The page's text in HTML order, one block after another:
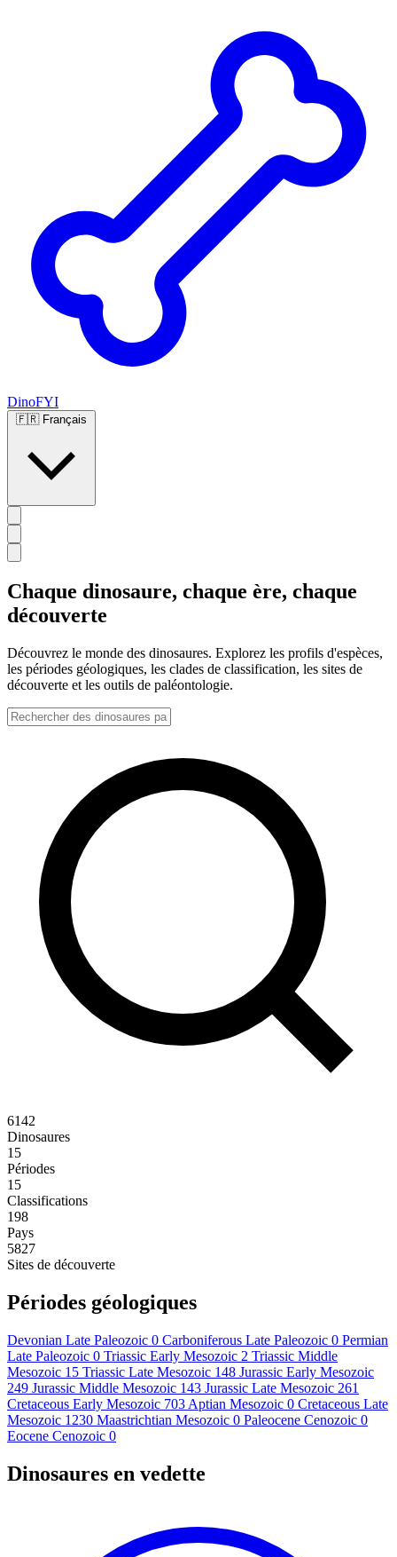
DinoFYI
🇫🇷 Français
Chaque dinosaure, chaque ère, chaque
découverte
Découvrez le monde des dinosaures. Explorez les profils d'espèces,
les périodes géologiques, les clades de classification, les sites de
découverte et les outils de paléontologie.
6142
Dinosaures
15
Périodes
15
Classifications
198
Pays
5827
Sites de découverte
Périodes géologiques
Devonian Late Paleozoic 0 Carboniferous Late Paleozoic 0 Permian
Late Paleozoic 0 Triassic Early Mesozoic 2 Triassic Middle
Mesozoic 15 Triassic Late Mesozoic 148 Jurassic Early Mesozoic
249 Jurassic Middle Mesozoic 143 Jurassic Late Mesozoic 261
Cretaceous Early Mesozoic 703 Aptian Mesozoic 0 Cretaceous Late
Mesozoic 1230 Maastrichtian Mesozoic 0 Paleocene Cenozoic 0
Eocene Cenozoic 0
Dinosaures en vedette